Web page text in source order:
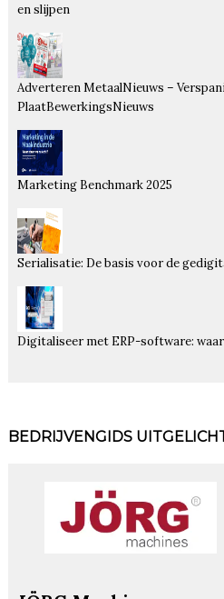
en slijpen
Adverteren MetaalNieuws –
PlaatBewerkingsNieuws
Marketing Benchmark 2025
Serialisatie: De basis voor de
Digitaliseer met ERP-software:
BEDRIJVENGIDS